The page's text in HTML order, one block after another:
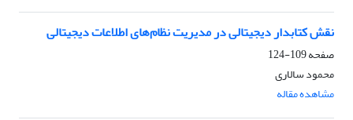
نقش کتابدار دیجیتالی در مدیریت نظام‌های اطلاعات دیجیتالی
صفحه109-124
محمود سالاری
مشاهده مقاله